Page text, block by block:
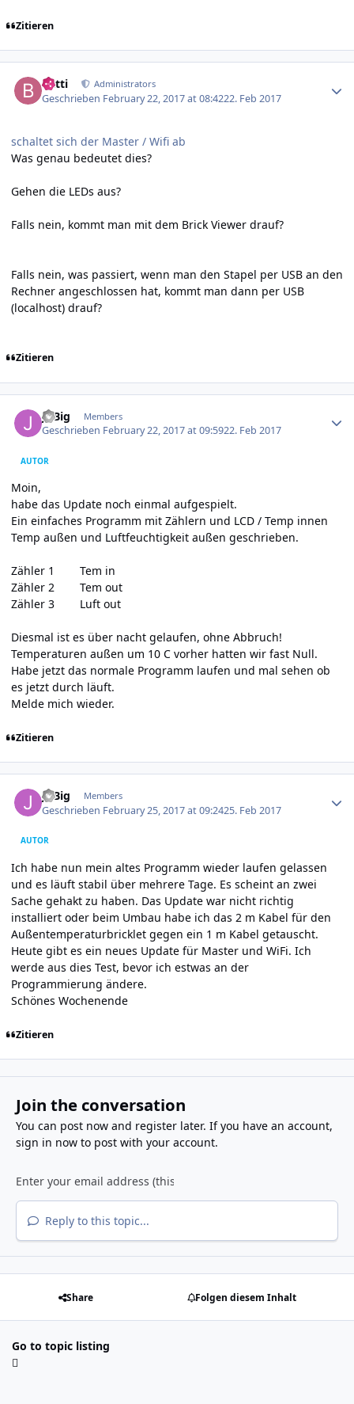
Zitieren
batti Administrators
Geschrieben February 22, 2017 at 08:4222. Feb 2017
schaltet sich der Master / Wifi ab
Was genau bedeutet dies?
Gehen die LEDs aus?
Falls nein, kommt man mit dem Brick Viewer drauf?
Falls nein, was passiert, wenn man den Stapel per USB an den
Rechner angeschlossen hat, kommt man dann per USB
(localhost) drauf?
Zitieren
JoBig Members
Geschrieben February 22, 2017 at 09:5922. Feb 2017
AUTOR
Moin,
habe das Update noch einmal aufgespielt.
Ein einfaches Programm mit Zählern und LCD / Temp innen
Temp außen und Luftfeuchtigkeit außen geschrieben.
Zähler 1 Tem in
Zähler 2 Tem out
Zähler 3 Luft out
Diesmal ist es über nacht gelaufen, ohne Abbruch!
Temperaturen außen um 10 C vorher hatten wir fast Null.
Habe jetzt das normale Programm laufen und mal sehen ob
es jetzt durch läuft.
Melde mich wieder.
Zitieren
JoBig Members
Geschrieben February 25, 2017 at 09:2425. Feb 2017
AUTOR
Ich habe nun mein altes Programm wieder laufen gelassen
und es läuft stabil über mehrere Tage. Es scheint an zwei
Sache gehakt zu haben. Das Update war nicht richtig
installiert oder beim Umbau habe ich das 2 m Kabel für den
Außentemperaturbricklet gegen ein 1 m Kabel getauscht.
Heute gibt es ein neues Update für Master und WiFi. Ich
werde aus dies Test, bevor ich estwas an der
Programmierung ändere.
Schönes Wochenende
Zitieren
Join the conversation
You can post now and register later. If you have an account,
sign in nowto post with your account.
Reply to this topic...
Share Folgen diesem Inhalt
Go to topic listing